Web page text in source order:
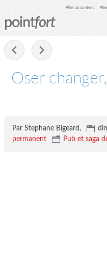
Aller au contenu
pointfort
Oser
Par Stephane Bigeard,
permanent
Pub et saga